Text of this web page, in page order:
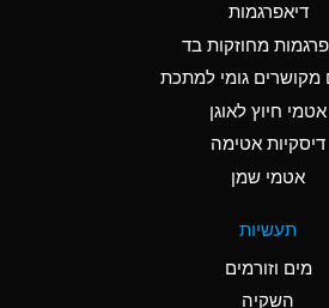
D
D
דיאפרגמות
מחוזקות בד
מקושרים גומי למתכת
אטמי חיוץ לאוגן
דיסקיות אטימה
אטמי שמן
תעשיות
מים וזורמים
השקיה